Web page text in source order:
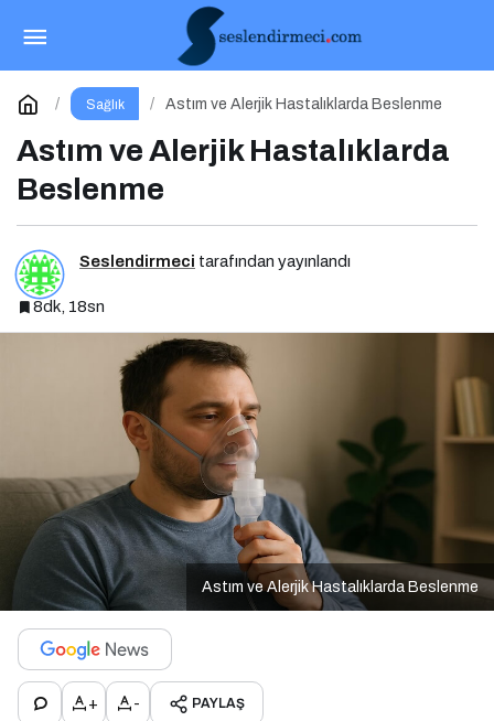
Sağlık Astım ve Alerjik Hastalıklarda Beslenme
Astım ve Alerjik Hastalıklarda
Beslenme
Seslendirmeci tarafından yayınlandı
8dk, 18sn
Astım ve Alerjik Hastalıklarda Beslenme
+ - PAYLAŞ
Kanser Hastalıklarında Beslenme
Yorum Yap